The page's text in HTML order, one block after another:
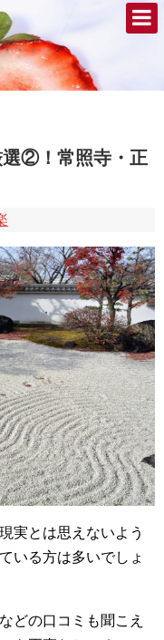
・・
選②！常照寺・正
実とは思えないよう
いる方は多いでしょ
どの口コミも聞こえ